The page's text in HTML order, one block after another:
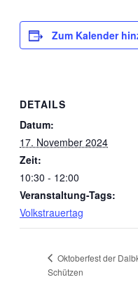
Zum Kalender
DETAILS
Datum:
17. November 2024
Zeit:
10:30 - 12:00
Veranstaltung-Tags:
Volkstrauertag
Oktoberfest der
Schützen